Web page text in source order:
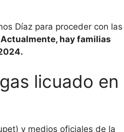
Díaz para proceder con las
Actualmente, hay familias
licuado en
y medios oficiales de la